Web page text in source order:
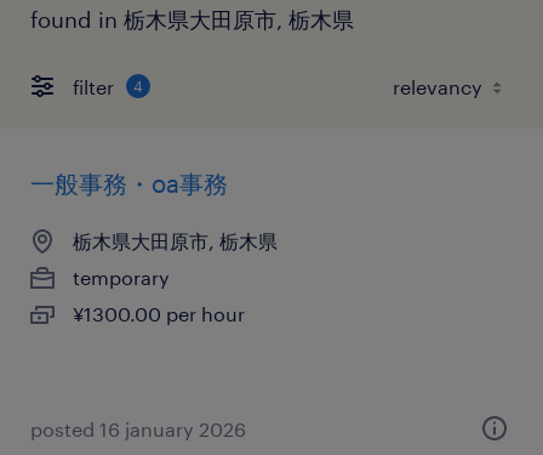
found in 栃木県大田原市, 栃木県
filter 4
一般事務・oa事務
栃木県大田原市, 栃木県
temporary
¥1300.00 per hour
posted 16 january 2026